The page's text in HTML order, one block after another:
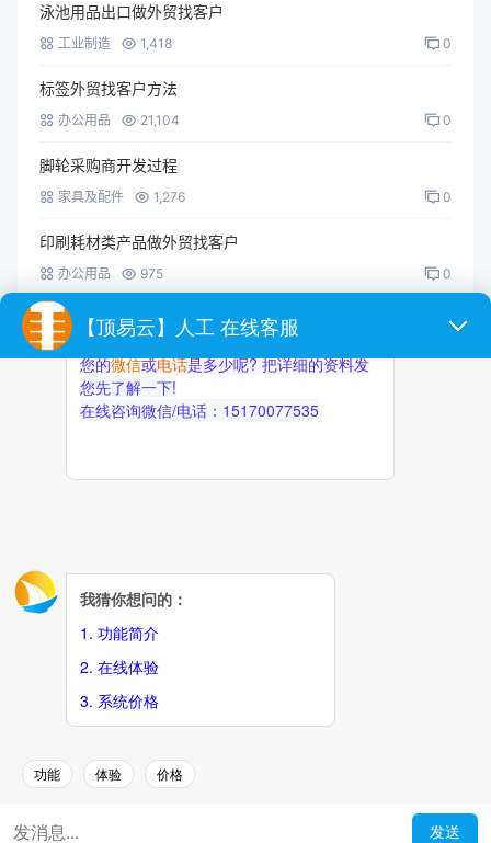
泳池用品出口做外贸找客户
工业制造 1,418 0
标签外贸找客户方法
办公用品 21,104 0
脚轮采购商开发过程
家具及配件 1,276 0
印刷耗材类产品做外贸找客户
办公用品 975 0
帮助中国外贸企业面向全球销售产品
解决优质订单开发